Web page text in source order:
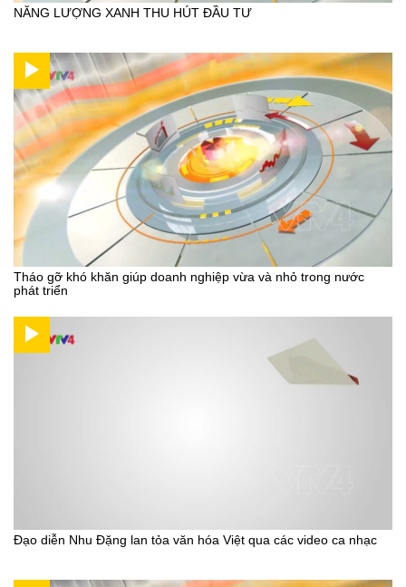
NĂNG LƯỢNG XANH THU HÚT ĐẦU TƯ
Tháo gỡ khó khăn giúp doanh nghiệp vừa và nhỏ trong nước
phát triển
Đạo diễn Nhu Đặng lan tỏa văn hóa Việt qua các video ca nhạc